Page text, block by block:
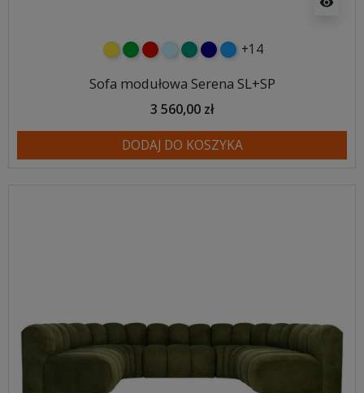
żółtyzielonyczerwony
błękitnyturkusowy
granatowy
niebieski
+14
Sofa modułowa Serena SL+SP
3 560,00 zł
DODAJ DO KOSZYKA